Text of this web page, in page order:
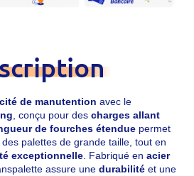
de manutention avec le
, conçu pour descharges allant
de fourches étendue permet
palettes de grande taille, tout en
exceptionnelle. Fabriqué enacier
assure unedurabilité et une